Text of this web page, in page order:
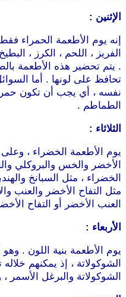
الإثنين :
إنه يوم الأطعمة الحمراء
الفريز ، اللحم ، الكرز ،
. يتم تحضير هذه الأطعمة
تحافظ على لونها . أما
نفسه ، أي يجب أن تكون
الطماطم .
الثلاثاء :
يوم الأطعمة الخضراء ،
الأخضر والخس والبروكلي
الخضراء ، مثل السبانخ
مثل التفاح الأخضر والعنب
العنب الأخضر أو التفاح
الأربعاء :
يوم الأطعمة بنية اللون .
الشوكولاتة ، إذ يمكنهم
الشوكولاتة والبرغل